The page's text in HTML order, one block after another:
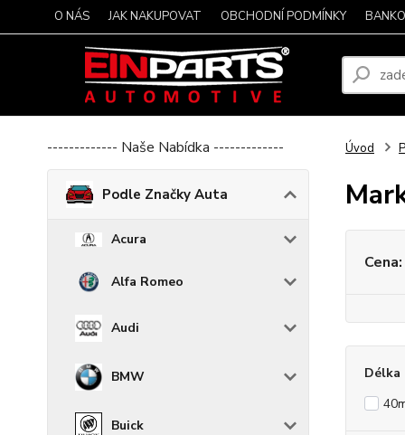
O NÁS JAK NAKUPOVAT OBCHODNÍ PODMÍNKY
------------- Naše Nabídka -------------
Podle Značky Auta
Acura
Alfa Romeo
Audi
BMW
Buick
Úvod
Cena:
Délka